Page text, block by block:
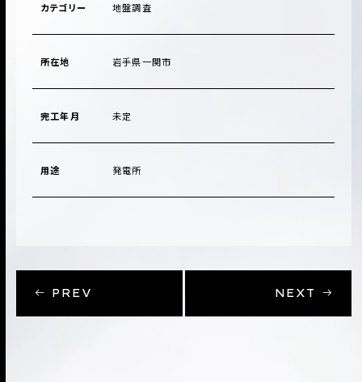
カテゴリー 地盤調査
所在地 岩手県一関市
完工年月 未定
用途 発電所
PREV NEXT